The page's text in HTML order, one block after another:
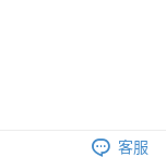
作天到店，3天內
客服